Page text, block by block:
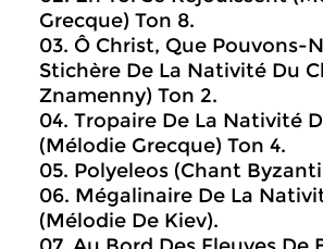
Grecque) Ton 8.
03. Ô Christ, Que Pouvons-
Stichère De La Nativité Du
Znamenny) Ton 2.
04. Tropaire De La Nativité
(Mélodie Grecque) Ton 4.
05. Polyeleos (Chant
06. Mégalinaire De La
(Mélodie De Kiev).